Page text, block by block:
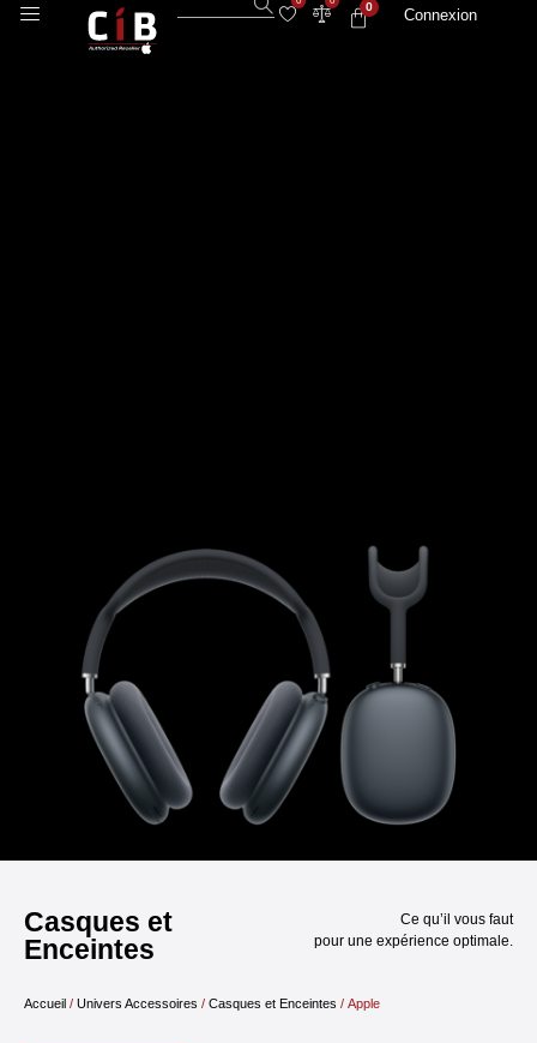
0 Connexion
Casques et
Enceintes
Ce qu’il vous faut
pour une expérience optimale.
Accueil / Univers Accessoires / Casques et Enceintes / Apple